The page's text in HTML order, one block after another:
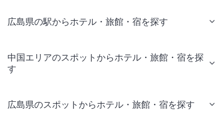
広島県の駅からホテル・旅館・宿を探す
中国エリアのスポットからホテル・旅館・宿を探
す
広島県のスポットからホテル・旅館・宿を探す